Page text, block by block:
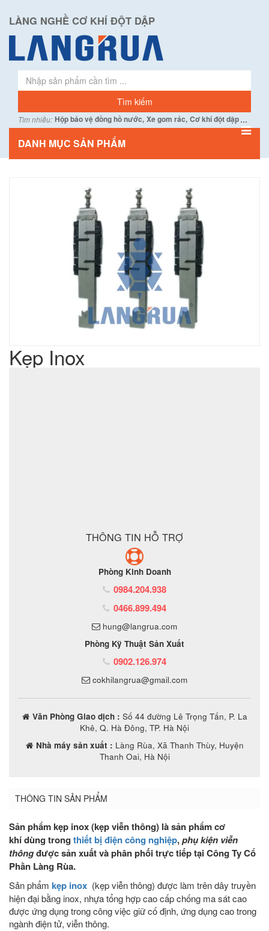
LÀNG NGHỀ CƠ KHÍ ĐỘT DẬP
Tìm nhiều: Hộp bảo vệ đồng hồ nước, Xe gom rác, Cơ khí đột dập...
DANH MỤC SẢN PHẨM
Kẹp Inox
THÔNG TIN HỖ TRỢ
Phòng Kinh Doanh
0984.204.938
0466.899.494
hung@langrua.com
Phòng Kỹ Thuật Sản Xuất
0902.126.974
cokhilangrua@gmail.com
Văn Phòng Giao dịch : Số 44 đường Lê Trọng Tấn, P. La
Khê, Q. Hà Đông, TP. Hà Nội
Nhà máy sản xuất : Làng Rùa, Xã Thanh Thùy, Huyện
Thanh Oai, Hà Nội
THÔNG TIN SẢN PHẨM
Sản phẩm kẹp inox (kẹp viễn thông) là sản phẩm cơ
khí dùng trong thiết bị điện công nghiệp,phụ kiện viễn
thôngđược sản xuất và phân phối trực tiếp tại Công Ty Cổ
Phần Làng Rùa.
Sản phẩm kẹp inox (kẹp viễn thông) được làm trên dây truyền
hiện đại bằng inox, nhựa tổng hợp cao cấp chống ma sát cao
được ứng dụng trong công việc giữ cố định, ứng dụng cao trong
ngành điện tử, viễn thông.